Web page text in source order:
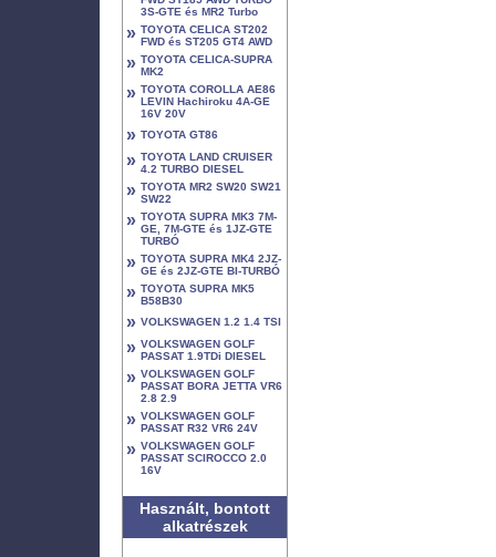
3S-GTE és MR2 Turbo
» TOYOTA CELICA ST202
FWD és ST205 GT4 AWD
» TOYOTA CELICA-SUPRA
MK2
» TOYOTA COROLLA AE86
LEVIN Hachiroku 4A-GE
16V 20V
» TOYOTA GT86
» TOYOTA LAND CRUISER
4.2 TURBO DIESEL
» TOYOTA MR2 SW20 SW21
SW22
» TOYOTA SUPRA MK3 7M-
GE, 7M-GTE és 1JZ-GTE
TURBÓ
» TOYOTA SUPRA MK4 2JZ-
GE és 2JZ-GTE BI-TURBÓ
» TOYOTA SUPRA MK5
B58B30
» VOLKSWAGEN 1.2 1.4 TSI
» VOLKSWAGEN GOLF
PASSAT 1.9TDi DIESEL
» VOLKSWAGEN GOLF
PASSAT BORA JETTA VR6
2.8 2.9
» VOLKSWAGEN GOLF
PASSAT R32 VR6 24V
» VOLKSWAGEN GOLF
PASSAT SCIROCCO 2.0
16V
Használt, bontott
alkatrészek